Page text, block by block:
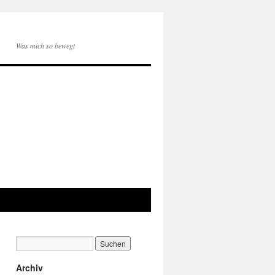
Was mich so bewegt
Archiv